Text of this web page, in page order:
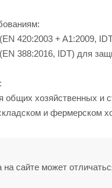
420:2003 + A1:2009,
388:2016, IDT) для
хозяйственных и
и фермерском
на сайте может